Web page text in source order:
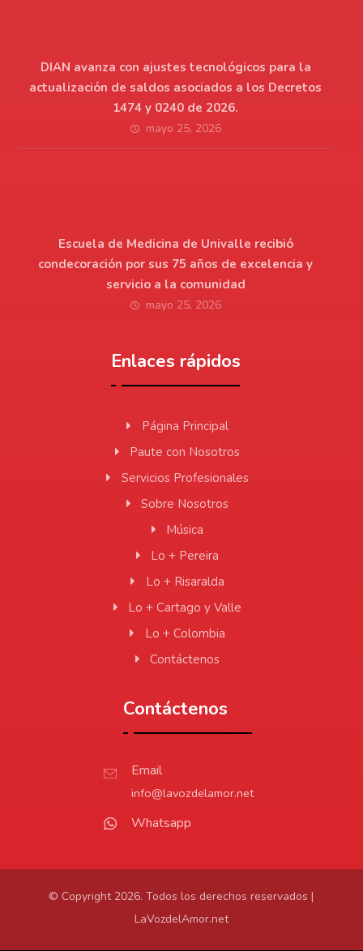
DIAN avanza con ajustes tecnológicos para la
actualización de saldos asociados a los Decretos
1474 y 0240 de 2026.
mayo 25, 2026
Escuela de Medicina de Univalle recibió
condecoración por sus 75 años de excelencia y
servicio a la comunidad
mayo 25, 2026
Enlaces rápidos
Página Principal
Paute con Nosotros
Servicios Profesionales
Sobre Nosotros
Música
Lo + Pereira
Lo + Risaralda
Lo + Cartago y Valle
Lo + Colombia
Contáctenos
Contáctenos
Email
info@lavozdelamor.net
Whatsapp
© Copyright 2026. Todos los derechos reservados |
LaVozdelAmor.net